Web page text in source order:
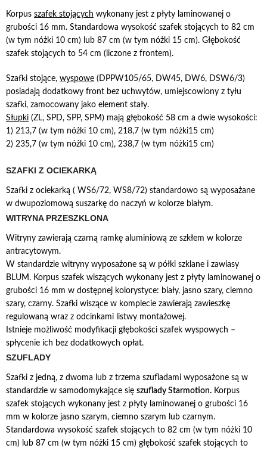
Korpus szafek stojących wykonany jest z płyty laminowanej o
grubości 16 mm. Standardowa wysokość szafek stojących to 82 cm
(w tym nóżki 10 cm) lub 87 cm (w tym nóżki 15 cm). Głębokość
szafek stojących to 54 cm (liczone z frontem).
Szafki stojące, wyspowe (DPPW105/65, DW45, DW6, DSW6/3)
posiadają dodatkowy front bez uchwytów, umiejscowiony z tyłu
szafki, zamocowany jako element stały.
Słupki (ZL, SPD, SPP, SPM) mają głębokość 58 cm a dwie wysokości:
1) 213,7 (w tym nóżki 10 cm), 218,7 (w tym nóżki15 cm)
2) 235,7 (w tym nóżki 10 cm), 238,7 (w tym nóżki15 cm)
SZAFKI Z OCIEKARKĄ
Szafki z ociekarką ( WS6/72, WS8/72) standardowo są wyposażane
w dwupoziomową suszarkę do naczyń w kolorze białym.
WITRYNA PRZESZKLONA
Witryny zawierają czarną ramkę aluminiową ze szkłem w kolorze
antracytowym.
W standardzie witryny wyposażone są w półki szklane i zawiasy
BLUM. Korpus szafek wiszących wykonany jest z płyty laminowanej o
grubości 16 mm w dostępnej kolorystyce: biały, jasno szary, ciemno
szary, czarny. Szafki wiszące w komplecie zawierają zawieszkę
regulowaną wraz z odcinkami listwy montażowej.
Istnieje możliwość modyfikacji głębokości szafek wyspowych –
spłycenie ich bez dodatkowych opłat.
SZUFLADY
Szafki z jedną, z dwoma lub z trzema szufladami wyposażone są w
standardzie w samodomykające się szuflady Starmotion. Korpus
szafek stojących wykonany jest z płyty laminowanej o grubości 16
mm w kolorze jasno szarym, ciemno szarym lub czarnym.
Standardowa wysokość szafek stojących to 82 cm (w tym nóżki 10
cm) lub 87 cm (w tym nóżki 15 cm) głębokość szafek stojących to